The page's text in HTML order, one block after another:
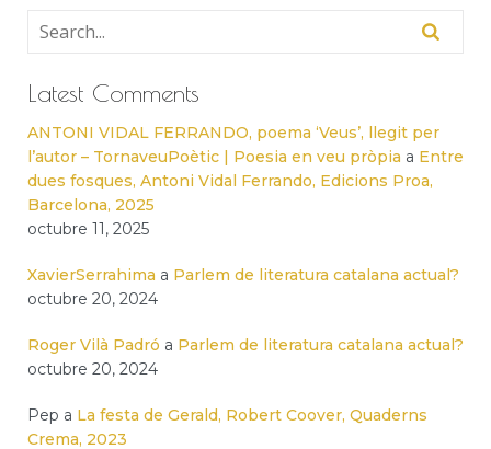
Latest Comments
ANTONI VIDAL FERRANDO, poema ‘Veus’, llegit per
l’autor – TornaveuPoètic | Poesia en veu pròpia a Entre
dues fosques, Antoni Vidal Ferrando, Edicions Proa,
Barcelona, 2025
octubre 11, 2025
XavierSerrahima a Parlem de literatura catalana actual?
octubre 20, 2024
Roger Vilà Padró a Parlem de literatura catalana actual?
octubre 20, 2024
Pep a La festa de Gerald, Robert Coover, Quaderns
Crema, 2023